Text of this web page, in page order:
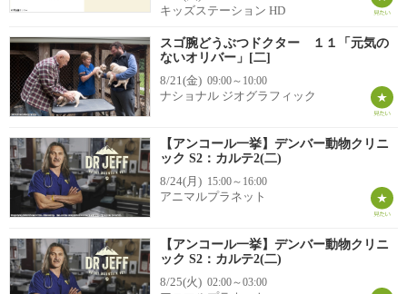
キッズステーション HD
スゴ腕どうぶつドクター １１「元気の
ないオリバー」[二]
8/21(金) 09:00～10:00
ナショナル ジオグラフィック
【アンコール一挙】デンバー動物クリニ
ック S2：カルテ2(二)
8/24(月) 15:00～16:00
アニマルプラネット
【アンコール一挙】デンバー動物クリニ
ック S2：カルテ2(二)
8/25(火) 02:00～03:00